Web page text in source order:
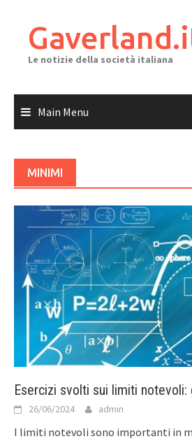
content
Le notizie della società italiana
Main Menu
MINIMI
Esercizi svolti sui limiti notevoli:
26/06/2024 admin
I limiti notevoli sono importanti in